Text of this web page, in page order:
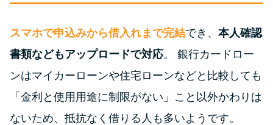
種類や特徴で探す
の理由
スマホで申込みから借入れまで完結でき、 本人確認
書類などもアップロードで対応。 銀行カードロー
ンはマイカーローンや住宅ローンなどと比較しても
「金利と使用用途に制限がない」こと以外かわりは
ないため、抵抗なく借りる人も多いようです。